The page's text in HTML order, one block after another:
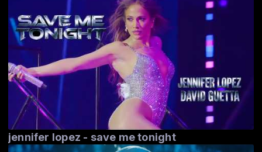
jennifer lopez - save me tonight